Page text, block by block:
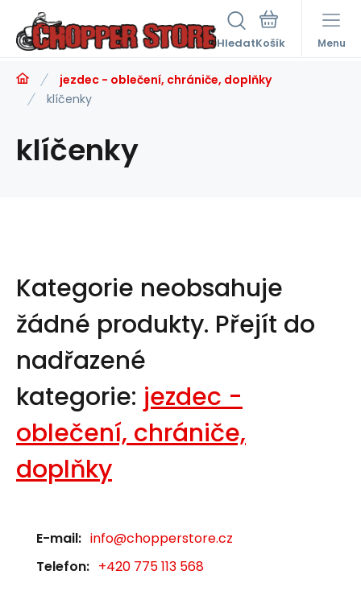
Hledat Menu
jezdec - oblečení, chrániče, doplňky
klíčenky
klíčenky
Kategorie neobsahuje
žádné produkty. Přejít do
nadřazené
kategorie: jezdec -
oblečení, chrániče,
doplňky
E-mail: info@chopperstore.cz
Telefon: +420 775 113 568